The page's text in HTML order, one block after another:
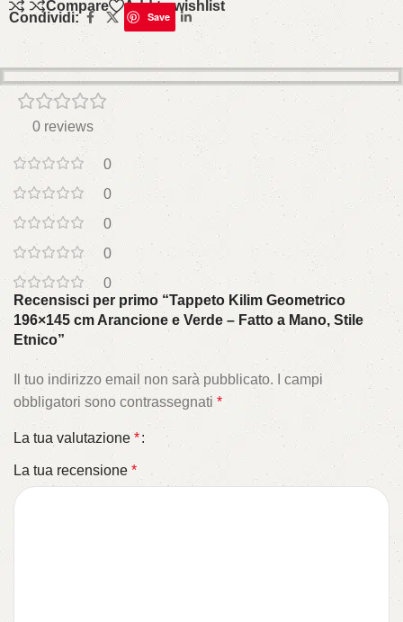
Compare Add to wishlist
Condividi: Save
0 reviews
0
0
0
0
0
Recensisci per primo “Tappeto Kilim Geometrico
196×145 cm Arancione e Verde – Fatto a Mano, Stile
Etnico”
Il tuo indirizzo email non sarà pubblicato.
I campi
obbligatori sono contrassegnati *
La tua valutazione *
La tua recensione *